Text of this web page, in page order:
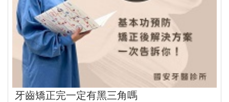
牙齒矯正完一定有黑三角嗎